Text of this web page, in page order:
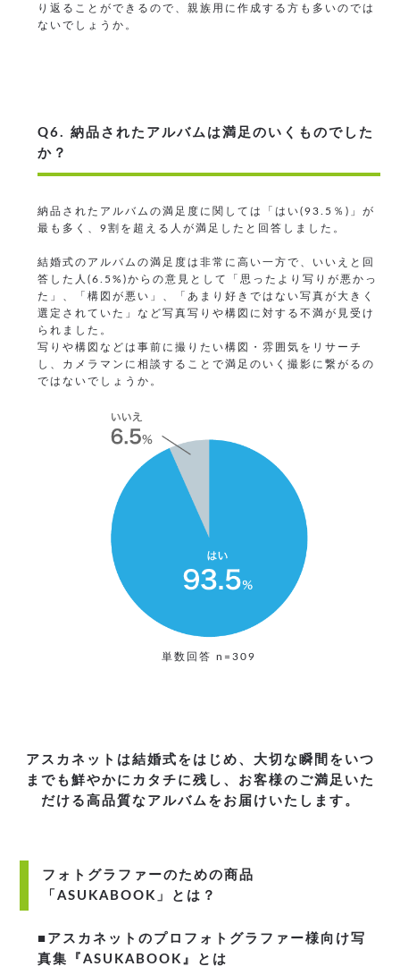
り返ることができるので、親族用に作成する方も多いのでは
ないでしょうか。
Q6. 納品されたアルバムは満足のいくものでした
か？
納品されたアルバムの満足度に関しては「はい(93.5％)」が
最も多く、9割を超える人が満足したと回答しました。
結婚式のアルバムの満足度は非常に高い一方で、いいえと回
答した人(6.5%)からの意見として「思ったより写りが悪かっ
た」、「構図が悪い」、「あまり好きではない写真が大きく
選定されていた」など写真写りや構図に対する不満が見受け
られました。
写りや構図などは事前に撮りたい構図・雰囲気をリサーチ
し、カメラマンに相談することで満足のいく撮影に繋がるの
ではないでしょうか。
単数回答 n=309
アスカネットは結婚式をはじめ、大切な瞬間をいつ
までも鮮やかにカタチに残し、 お客様のご満足いた
だける高品質なアルバムをお届けいたします。
フォトグラファーのための商品
「ASUKABOOK」とは？
■アスカネットのプロフォトグラファー様向け写
真集『ASUKABOOK』とは